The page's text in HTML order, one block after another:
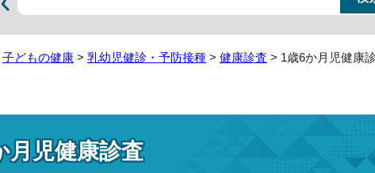
子どもの健康 > 乳幼児健診・予防接種 > 健康診査 > 1歳6か月児健康
月児健康診査